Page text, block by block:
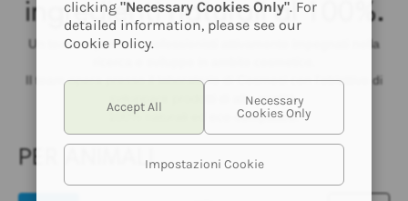
ingredienti naturali al 100%.
Un team esperto di professionisti attivamente impegnati nella
Il team opera presso il laboratorio di Cosmesi con l'obiettivo di
sviluppare prodotti di alta qualità,
100% naturali ed eco-compatibili.
PER ANIMALI
clicking "Necessary Cookies Only". For
detailed information, please see our
Cookie Policy.
Impostazioni Cookie